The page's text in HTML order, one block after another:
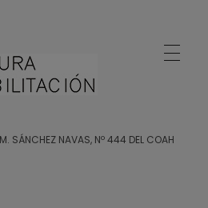
SÁNCHEZ NAVAS, Nº 444 DEL COAH